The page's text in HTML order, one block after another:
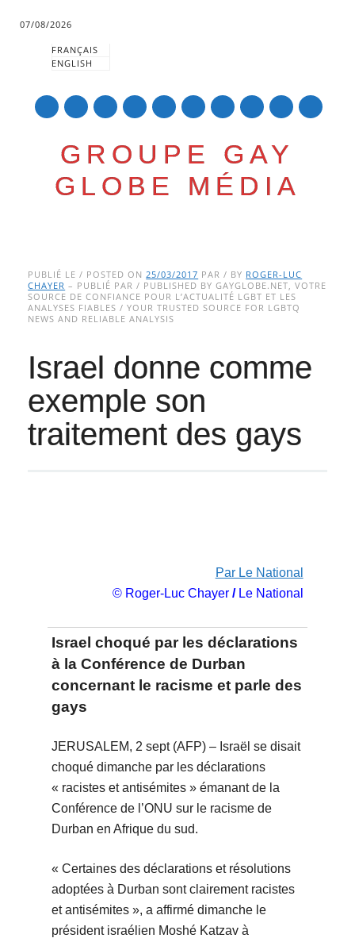
07/08/2026
FRANÇAIS
ENGLISH
GROUPE GAY
GLOBE MÉDIA
Main menu
to
content
PUBLIÉ LE / POSTED ON25/03/2017 PAR / BY ROGER-LUC
CHAYER – PUBLIÉ PAR / PUBLISHED BY GAYGLOBE.NET, VOTRE
SOURCE DE CONFIANCE POUR L’ACTUALITÉ LGBT ET LES
ANALYSES FIABLES / YOUR TRUSTED SOURCE FOR LGBTQ
NEWS AND RELIABLE ANALYSIS
Israel donne comme
exemple son
traitement des gays
Par Le National
© Roger-Luc Chayer/Le National
Israel choqué par les déclarations
à la Conférence de Durban
concernant le racisme et parle des
gays
JERUSALEM, 2 sept (AFP) – Israël se disait
choqué dimanche par les déclarations
« racistes et antisémites » émanant de la
Conférence de l’ONU sur le racisme de
Durban en Afrique du sud.
« Certaines des déclarations et résolutions
adoptées à Durban sont clairement racistes
et antisémites », a affirmé dimanche le
président israélien Moshé Katzav à